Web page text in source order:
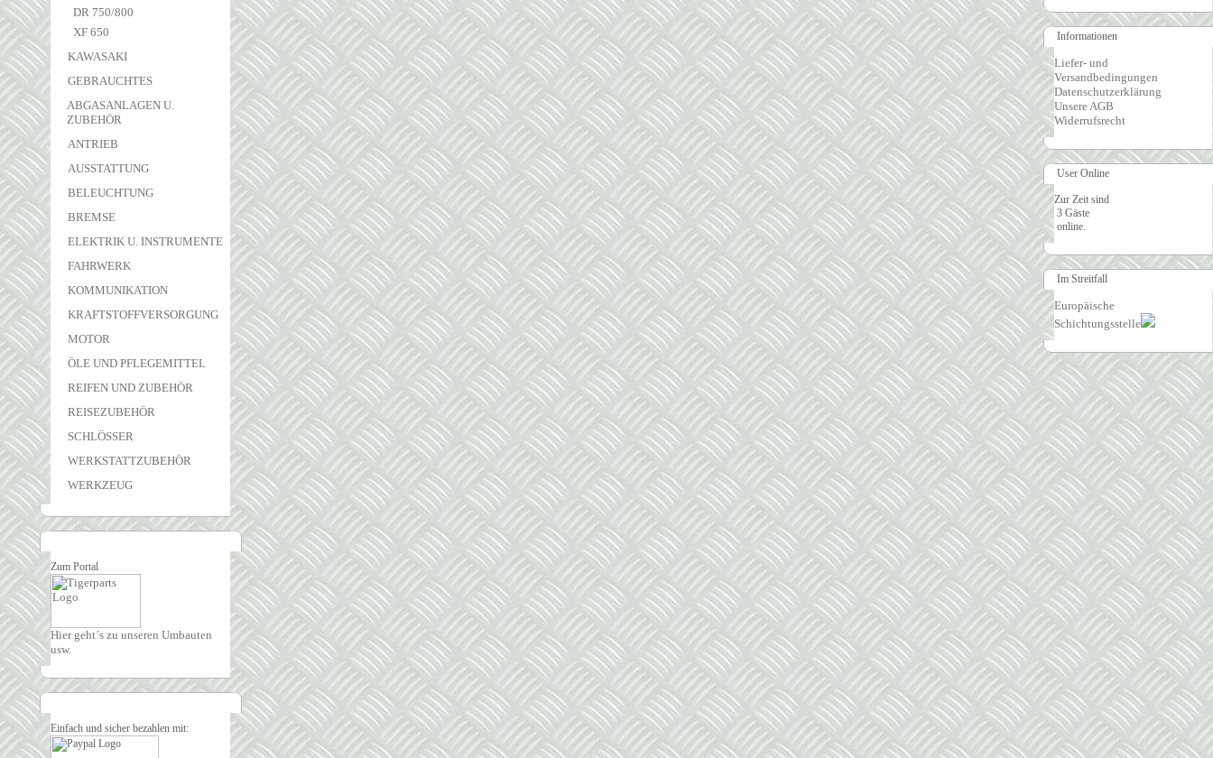
DR 750/800
XF 650
KAWASAKI
GEBRAUCHTES
ABGASANLAGEN U.
ZUBEHÖR
ANTRIEB
AUSSTATTUNG
BELEUCHTUNG
BREMSE
ELEKTRIK U. INSTRUMENTE
FAHRWERK
KOMMUNIKATION
KRAFTSTOFFVERSORGUNG
MOTOR
ÖLE UND PFLEGEMITTEL
REIFEN UND ZUBEHÖR
REISEZUBEHÖR
SCHLÖSSER
WERKSTATTZUBEHÖR
WERKZEUG
Zum Portal
Hier geht´s zu unseren Umbauten
usw.
Einfach und sicher bezahlen mit:
Informationen
Liefer- und
Versandbedingungen
Datenschutzerklärung
Unsere AGB
Widerrufsrecht
User Online
Zur Zeit sind
3 Gäste
online.
Im Streitfall
Europäische
Schichtungsstelle